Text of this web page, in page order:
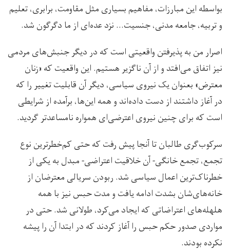
بواسطه این مبارزات، مفاهیم بسیاری مثل مقاومت، برابری، تعلیم
و تربیه، جامعه مدنی، جنسیت… نزد عده‌ای از ما دگرگون شد.
اصرار من به پذیرفتن واقعیتی است که در دیگر جنبش‌های مردمی
نیز اتفاق می‌افتد و از آن ناگزیر هستیم. این واقعیت که «زنان
معترض» بعنوان یک نیروی سیاسی، دیگر آن قابلیت تغییر را که
در آغاز داشتند از دست داده‌اند و همه این‌ها، برآمده از شرایطی
است که برای چنین نیروی اعترضی‌ای همواره نامساعدتر گردید.
سرکوب‌گری طالبان تا آنجا پیش رفت که حتی کم‌خطرترین نوع
تجمع، تجمع خانگی- آن خلاقیت اعتراضی- مبدل به یکی از
خطرناک‌ترین اعمال سیاسی شد. ربودن سریالی معترضان از
خانه‌های‌شان بشدت ادامه یافت و مدت حبس نیز با همه
هلهله‌های اعتراضاتی که ایجاد می‌کرد، طولانی شد. حتی در
مواردی صدور حکم حبس را آغاز کردند که در ابتدا آن را پیشه
نکرده بودند.